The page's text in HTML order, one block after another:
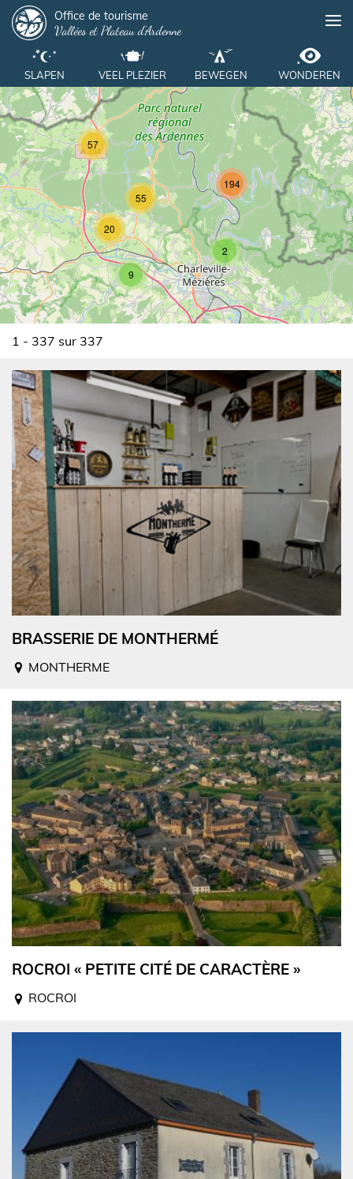
en
inhoud
gaan
Office de tourisme
Vallées et Plateau d'Ardenne
SLAPEN VEEL PLEZIER BEWEGEN WONDEREN
1 - 337 sur 337
BRASSERIE DE MONTHERMÉ
MONTHERME
ROCROI « PETITE CITÉ DE CARACTÈRE »
ROCROI
2
9
20
55
57
194
Panneau de gestion des cookies